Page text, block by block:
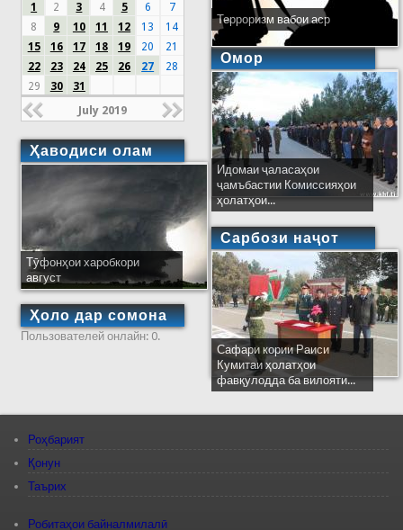
1
2 3 4 5 6
7
8
9 10 11 12 13
14
15
16 17 18 19 20
21
22
23 24 25 26 27
28
29
30 31
July 2019
Ҳаводиси олам
Тӯфонҳои харобкори
август
Ҳоло дар сомона
Пользователей онлайн: 0.
Терроризм вабои аср
Омор
Идомаи ҷаласаҳои
ҷамъбастии Комиссияҳои
ҳолатҳои...
Сарбози наҷот
Сафари кории Раиси
Кумитаи ҳолатҳои
фавқулодда ба вилояти...
Роҳбарият
Қонун
Таърих
Робитаҳои байналмилалӣ